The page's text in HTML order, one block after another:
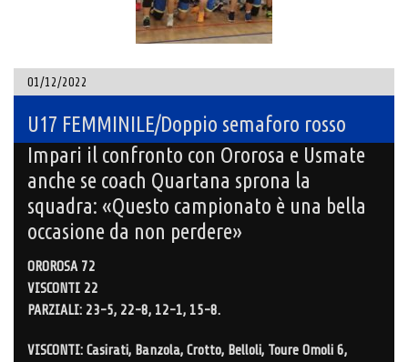
01/12/2022
U17 FEMMINILE/Doppio semaforo rosso
Impari il confronto con Ororosa e Usmate
anche se coach Quartana sprona la
squadra: «Questo campionato è una bella
occasione da non perdere»
OROROSA 72
VISCONTI 22
PARZIALI: 23-5, 22-8, 12-1, 15-8.
VISCONTI: Casirati, Banzola, Crotto, Belloli, Toure Omoli 6,